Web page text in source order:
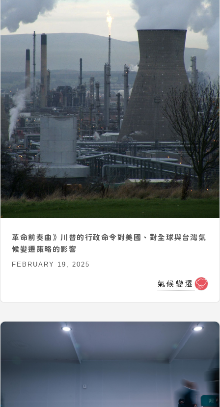
革命前奏曲》川普的行政命令對美國、對全球與台灣氣
候變遷策略的影響
FEBRUARY 19, 2025
氣候變遷